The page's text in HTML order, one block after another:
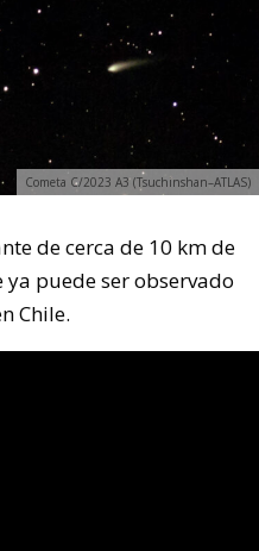
Cometa C/2023 A3 (Tsuchinshan–ATLAS)
de cerca de 10 km de
puede ser observado
Chile.